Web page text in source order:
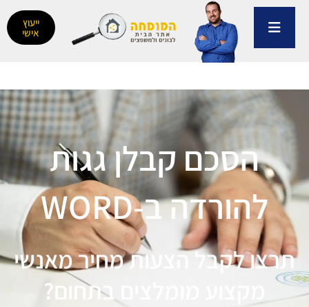
דילוג
ייעוץ
אישי
הסכם קבלן גגות
להורדה ב-WORD
תרצו לקבל הצעות מחיר מאנשי
מקצוע מומלצים בתחום?